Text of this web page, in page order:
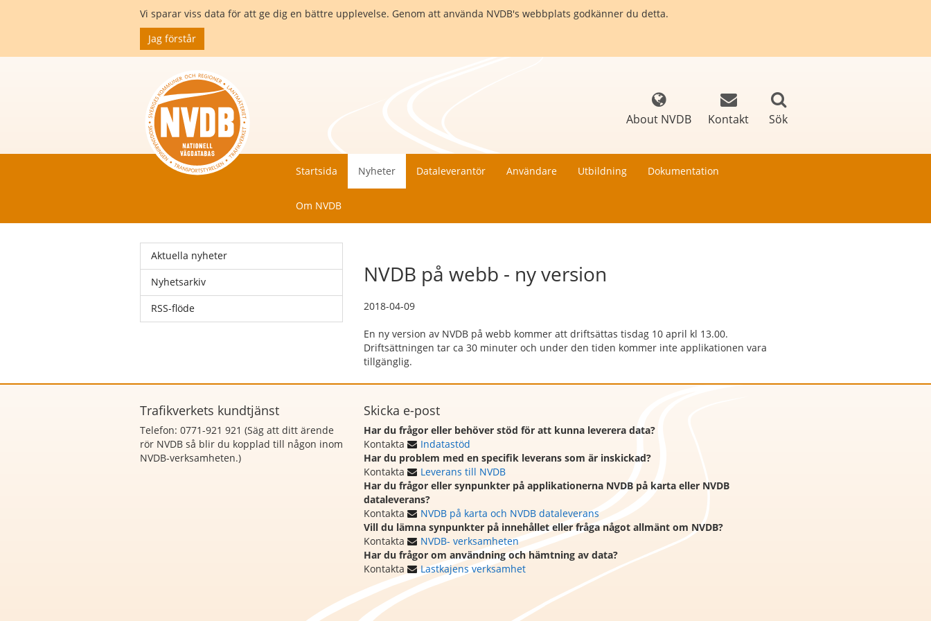
Vi sparar viss data för att ge dig en bättre upplevelse. Genom att använda NVDB's webbplats godkänner du detta.
Jag förstår
Sök
Startsida Nyheter Dataleverantör Användare Utbildning Dokumentation
Om NVDB
About NVDB Kontakt
Aktuella nyheter
Nyhetsarkiv
RSS-flöde
NVDB på webb - ny version
2018-04-09
En ny version av NVDB på webb kommer att driftsättas tisdag 10 april kl 13.00.
Driftsättningen tar ca 30 minuter och under den tiden kommer inte applikationen vara
tillgänglig.
Trafikverkets kundtjänst
Telefon: 0771-921 921 (Säg att ditt ärende
rör NVDB så blir du kopplad till någon inom
NVDB-verksamheten.)
Skicka e-post
Har du frågor eller behöver stöd för att kunna leverera data?
Kontakta
Indatastöd
Har du problem med en specifik leverans som är inskickad?
Kontakta
Leverans till NVDB
Har du frågor eller synpunkter på applikationerna NVDB på karta eller NVDB
dataleverans?
Kontakta
NVDB på karta och NVDB dataleverans
Vill du lämna synpunkter på innehållet eller fråga något allmänt om NVDB?
Kontakta
NVDB- verksamheten
Har du frågor om användning och hämtning av data?
Kontakta
Lastkajens verksamhet